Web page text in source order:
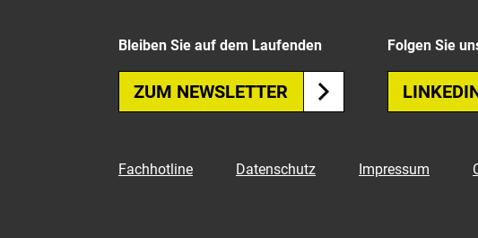
Bleiben Sie auf dem Laufenden
ZUM NEWSLETTER
Folgen Sie
Fachhotline Datenschutz Impressum